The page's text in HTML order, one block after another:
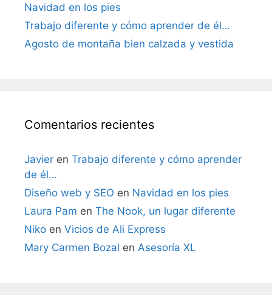
Navidad en los pies
Trabajo diferente y cómo aprender de él…
Agosto de montaña bien calzada y vestida
Comentarios recientes
Javier en Trabajo diferente y cómo aprender
de él…
Diseño web y SEO en Navidad en los pies
Laura Pam en The Nook, un lugar diferente
Niko en Vicios de Ali Express
Mary Carmen Bozal en Asesoría XL